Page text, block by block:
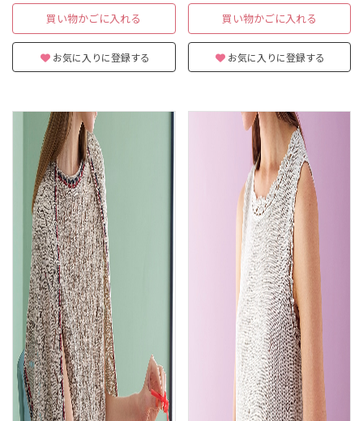
買い物かごに入れる
お気に入りに登録する
買い物かごに入れる
お気に入りに登録する